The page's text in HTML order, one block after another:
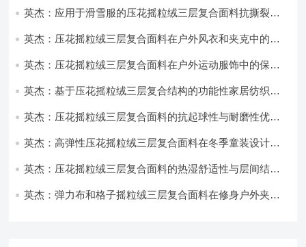
英杰：应用于滑雪服的压花摇粒绒三层复合面料抗撕裂与
英杰：压花摇粒绒三层复合面料在户外风衣和夹克中的应
英杰：压花摇粒绒三层复合面料在户外运动服饰中的保暖
英杰：基于压花摇粒绒三层复合结构的功能性家居纺织品
英杰：压花摇粒绒三层复合面料的抗起球性与耐磨性优化
英杰：高弹性压花摇粒绒三层复合面料在冬季童装设计中
英杰：压花摇粒绒三层复合面料的热湿舒适性与层间结合
英杰：弹力布和格子摇粒绒三层复合面料在修身户外夹克